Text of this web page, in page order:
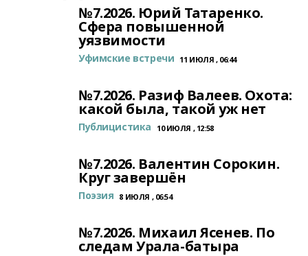
№7.2026. Юрий Татаренко.
Сфера повышенной
уязвимости
Уфимские встречи 11 ИЮЛЯ , 06:44
№7.2026. Разиф Валеев. Охота:
какой была, такой уж нет
Публицистика 10 ИЮЛЯ , 12:58
№7.2026. Валентин Сорокин.
Круг завершён
Поэзия 8 ИЮЛЯ , 06:54
№7.2026. Михаил Ясенев. По
следам Урала-батыра